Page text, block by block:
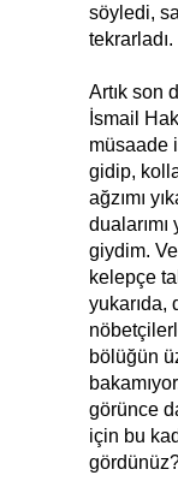
söyledi,
tekrarladı.
Artık son
İsmail
müsaade
gidip,
ağzımı
dualarımı
giydim.
kelepçe
yukarıda,
bölüğün
görünce
için bu